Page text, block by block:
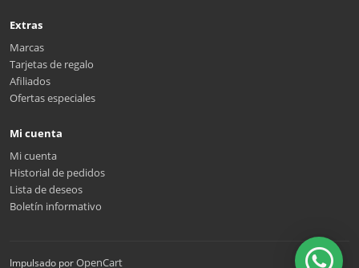
Extras
Marcas
Tarjetas de regalo
Afiliados
Ofertas especiales
Mi cuenta
Mi cuenta
Historial de pedidos
Lista de deseos
Boletín informativo
Impulsado porOpenCart